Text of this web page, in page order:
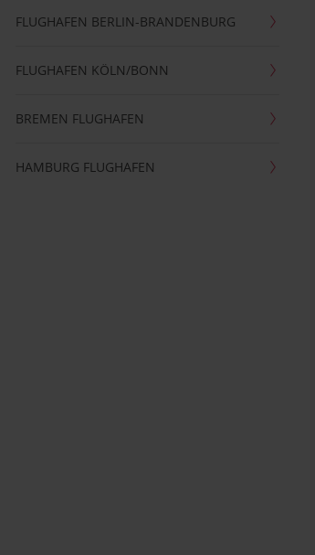
FLUGHAFEN BERLIN-BRANDENBURG
FLUGHAFEN KÖLN/BONN
BREMEN FLUGHAFEN
HAMBURG FLUGHAFEN